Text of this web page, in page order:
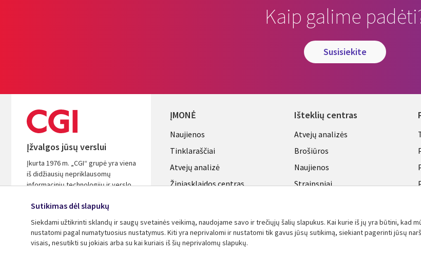
Kaip galime
susisiekite
Įžvalgos jūsų verslui
Įkurta 1976 m. „CGI“ grupė yra viena
iš didžiausių nepriklausomų
informacinių technologijų ir verslo
Remdamiesi įžvalgomis ir sėkminga
investicijų grąžą.
ĮMONĖ
Useful
links
LITHUANIA
Naujienos
Tinklaraščiai
Atvejų analizė
Žiniasklaidos centras
Išteklių centras
Library
Links
LITHUANIA
Atvejų analizės
Brošiūros
Naujienos
Straipsniai
Žiūrėti daugiau
Sutikimas dėl slapukų
Siekdami užtikrinti sklandų ir saugų svetainės veikimą, naudojame savo ir trečiųjų šalių slapukus. Kai kurie iš jų yra būtini, kad
nustatomi pagal numatytuosius nustatymus. Kiti yra neprivalomi ir nustatomi tik gavus jūsų sutikimą, siekiant pagerinti jūsų
visais, nesutikti su jokiais arba su kai kuriais iš šių neprivalomų slapukų.